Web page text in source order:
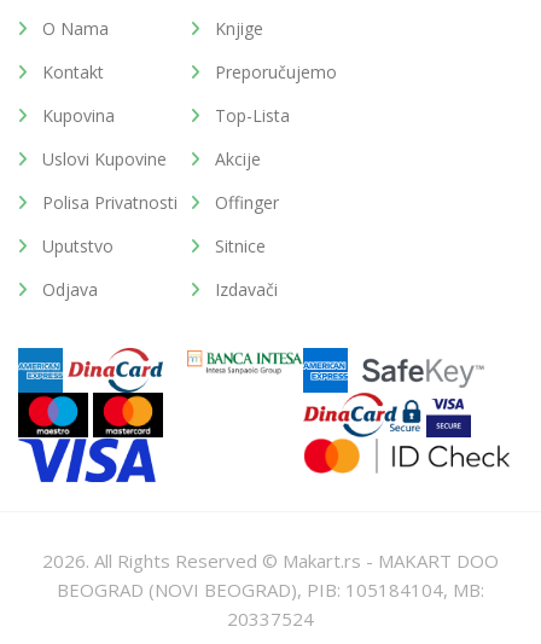
O Nama
Kontakt
Kupovina
Uslovi Kupovine
Polisa Privatnosti
Uputstvo
Odjava
Knjige
Preporučujemo
Top-Lista
Akcije
Offinger
Sitnice
Izdavači
2026. All Rights Reserved © Makart.rs - MAKART DOO
BEOGRAD (NOVI BEOGRAD), PIB: 105184104, MB:
20337524